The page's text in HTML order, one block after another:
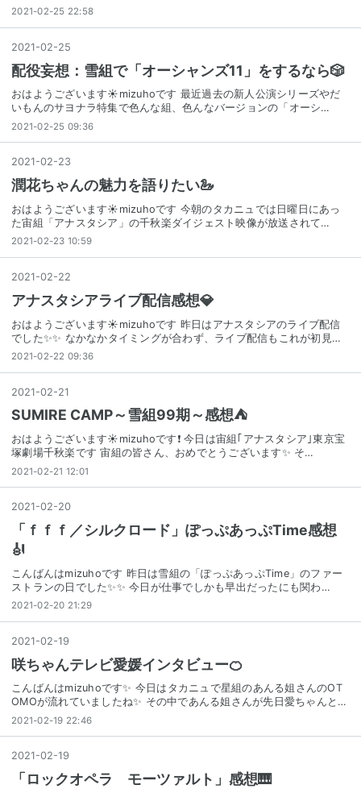
2021-02-25 22:58
2021 -02-25
配役妄想：雪組で「オーシャンズ11」をするなら🎲
おはようございます☀mizuhoです 最近過去の新人公演シリーズやだ
いもんのサヨナラ特集で色んな組、色んなバージョンの「オーシ…
2021-02-25 09:36
2021 -02-23
潤花ちゃんの魅力を語りたい🦢
おはようございます☀mizuhoです 今朝のタカニュでは日曜日にあっ
た宙組「アナスタシア」の千秋楽ダイジェスト映像が放送されて…
2021-02-23 10:59
2021 -02-22
アナスタシアライブ配信感想💎
おはようございます☀mizuhoです 昨日はアナスタシアのライブ配信
でした✨✨ なかなかタイミングが合わず、ライブ配信もこれが初見…
2021-02-22 09:36
2021-02-21
SUMIRE CAMP～雪組99期～感想⛺
おはようございます☀️mizuhoです❗️ 今日は宙組｢アナスタシア｣東京宝
塚劇場千秋楽です 宙組の皆さん、おめでとうございます✨ そ…
2021-02-21 12:01
2021 -02-20
「ｆｆｆ／シルクロード」ぽっぷあっぷTime感想
🎻
こんばんはmizuhoです 昨日は雪組の「ぽっぷあっぷTime」のファー
ストランの日でした✨✨ 今日が仕事でしかも早出だったにも関わ…
2021-02-20 21:29
2021-02-19
咲ちゃんテレビ愛媛インタビュー🍊
こんばんはmizuhoです✨ 今日はタカニュで星組のあんる姐さんのOT
OMOが流れていましたね✨ その中であんる姐さんが先日愛ちゃんと…
2021-02-19 22:46
2021 -02-19
「ロックオペラ モーツァルト」感想🎹